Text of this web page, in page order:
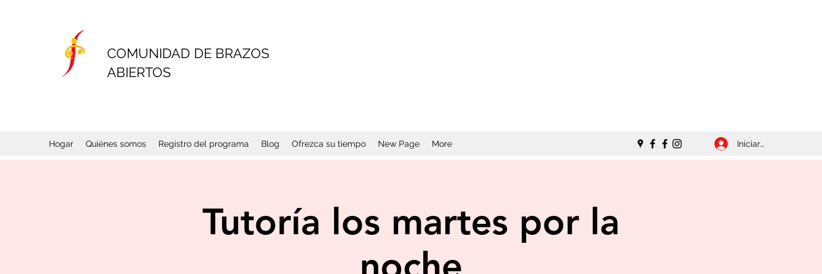
COMUNIDAD DE BRAZOS
ABIERTOS
Hogar Quiénes somos Registro del programa Blog Ofrezca su tiempo New Page More Iniciar sesión
Tutoría los martes por la